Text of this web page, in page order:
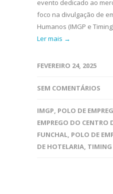
evento dedicado ao
foco na divulgação de
Humanos (IMGP e
Ler mais →
FEVEREIRO 24, 2025
SEM COMENTÁRIOS
IMGP, POLO DE
EMPREGO DO CENTRO
FUNCHAL, POLO DE
DE HOTELARIA, TIMING